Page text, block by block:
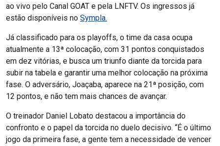
ao vivo pelo Canal GOAT e pela LNFTV. Os ingressos já
estão disponíveis no Sympla.
Já classificado para os playoffs, o time da casa ocupa
atualmente a 13ª colocação, com 31 pontos conquistados
em dez vitórias, e busca um triunfo diante da torcida para
subir na tabela e garantir uma melhor colocação na próxima
fase. O adversário, Joaçaba, aparece na 21ª posição, com
12 pontos, e não tem mais chances de avançar.
O treinador Daniel Lobato destacou a importância do
confronto e o papel da torcida no duelo decisivo. “É o último
jogo da primeira fase, a gente tem a necessidade de vencer